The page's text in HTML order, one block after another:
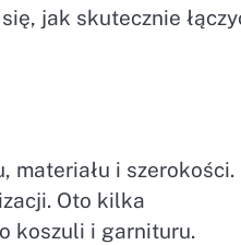
jak skutecznie
materiału i szerokości.
Oto kilka
koszuli i garnituru.